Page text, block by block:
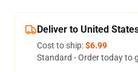
Deliver to United
Cost to ship:$6.99
Standard - Order today to